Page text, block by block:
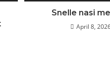
Snelle nasi
April 8,